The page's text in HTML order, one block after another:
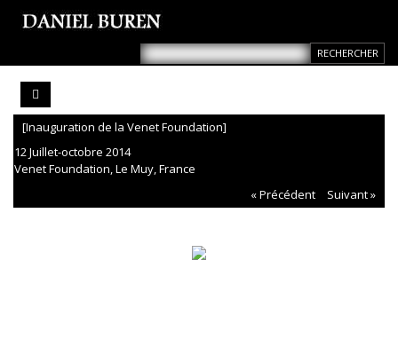
[Inauguration de la Venet Foundation]
12 Juillet-octobre 2014
Venet Foundation, Le Muy, France
« Précédent
Suivant »